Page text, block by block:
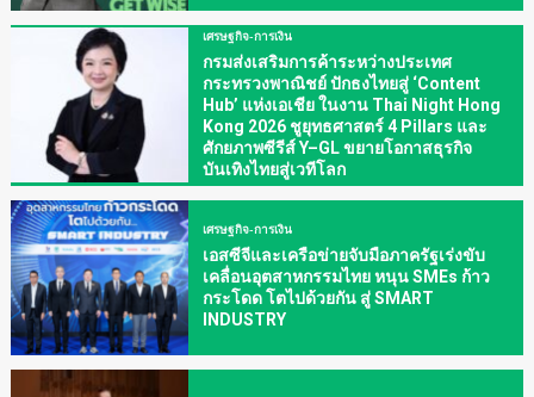
เศรษฐกิจ-การเงิน
กรมส่งเสริมการค้าระหว่างประเทศ
กระทรวงพาณิชย์ ปักธงไทยสู่ ‘Content
Hub’ แห่งเอเชีย ในงาน Thai Night Hong
Kong 2026 ชูยุทธศาสตร์ 4 Pillars และ
ศักยภาพซีรีส์ Y–GL ขยายโอกาสธุรกิจ
บันเทิงไทยสู่เวทีโลก
เศรษฐกิจ-การเงิน
เอสซีจีและเครือข่ายจับมือภาครัฐเร่งขับ
เคลื่อนอุตสาหกรรมไทย หนุน SMEs ก้าว
กระโดด โตไปด้วยกัน สู่ SMART
INDUSTRY